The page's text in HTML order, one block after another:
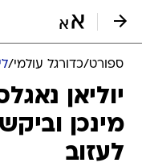
ספורט/כדורגל עולמי/
יוליאן
מינכן
לעזוב